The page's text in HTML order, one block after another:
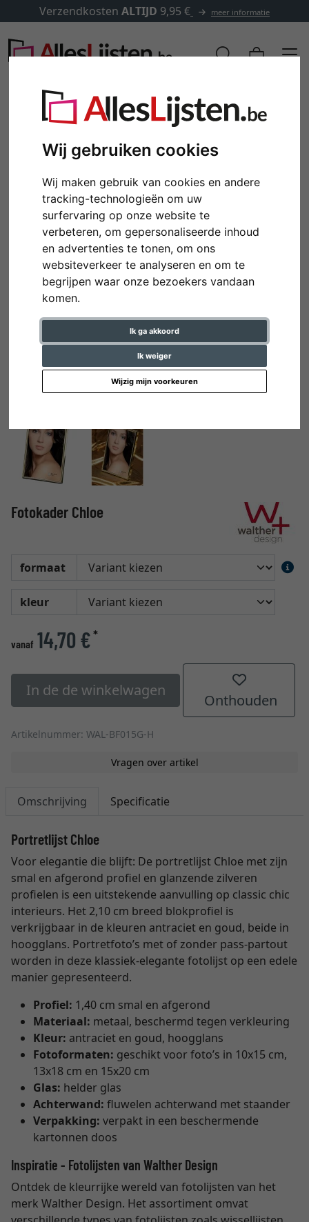
Wij gebruiken cookies
Wij maken gebruik van cookies en andere
tracking-technologieën om uw
surfervaring op onze website te
verbeteren, om gepersonaliseerde inhoud
en advertenties te tonen, om ons
websiteverkeer te analyseren en om te
begrijpen waar onze bezoekers vandaan
komen.
Ik ga akkoord
Ik weiger
Wijzig mijn voorkeuren
Verzendkosten ALTIJD 9,95 € meer informatie
Terug
Fotokader Chloe
formaat
kleur
vanaf 14,70 €*
In de de winkelwagen
Onthouden
Artikelnummer: WAL-BF015G-H
Vragen over artikel
Omschrijving Specificatie
Portretlijst Chloe
Voor elegantie die blijft: De portretlijst Chloe met zijn
smal en afgerond profiel en glanzende zilveren
profielen is een uitstekende aanvulling op classic chic
interieurs. Het 2,10 cm breed blokprofiel is
verkrijgbaar in de kleuren antraciet en goud, beide in
hoogglans. Portretfoto’s met of zonder pass-partout
worden in deze klassiek-elegante fotolijst op een edele
manier gepresenteerd.
Profiel: 1,40 cm smal en afgerond
Materiaal: metaal, beschermd tegen verkleuring
Kleur: antraciet en goud, hoogglans
Fotoformaten: geschikt voor foto’s in 10x15 cm,
13x18 cm en 15x20 cm
Glas: helder glas
Achterwand: fluwelen achterwand met staander
Verpakking: verpakt in een beschermende
kartonnen doos
Inspiratie - Fotolijsten van Walther Design
Ontdek de kleurrijke wereld van fotolijsten van het
merk Walther Design. Het assortiment omvat